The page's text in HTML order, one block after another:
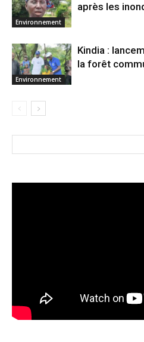
Environnement
après les
Environnement
Kindia :
la forêt